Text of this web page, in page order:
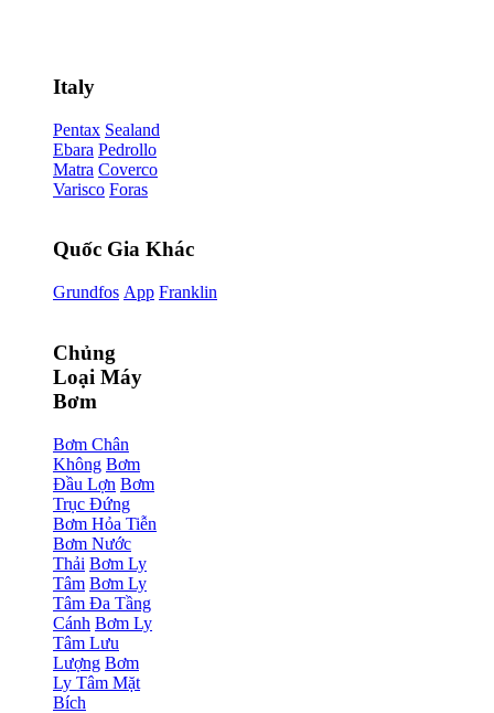
Italy
Pentax Sealand
Ebara Pedrollo
Matra Coverco
Varisco Foras
Quốc Gia Khác
Grundfos App Franklin
Chủng
Loại Máy
Bơm
Bơm Chân
Không Bơm
Đầu Lợn Bơm
Trục Đứng
Bơm Hỏa Tiễn
Bơm Nước
Thải Bơm Ly
Tâm Bơm Ly
Tâm Đa Tầng
Cánh Bơm Ly
Tâm Lưu
Lượng Bơm
Ly Tâm Mặt
Bích